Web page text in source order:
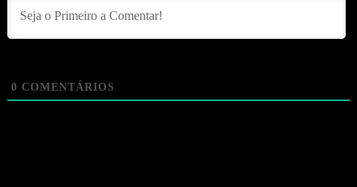
0 COMENTÁRIOS